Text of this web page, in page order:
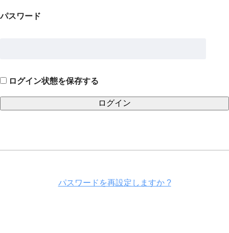
パスワード
ログイン状態を保存する
パスワードを再設定しますか ?